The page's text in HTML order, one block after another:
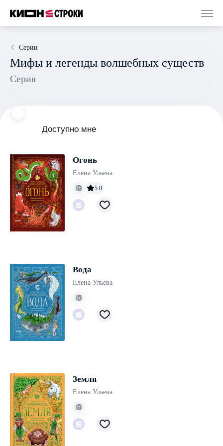
Серии
Мифы и легенды волшебных существ
Серия
Доступно мне
Огонь
Елена Ульева
5.0
Вода
Елена Ульева
Земля
Елена Ульева